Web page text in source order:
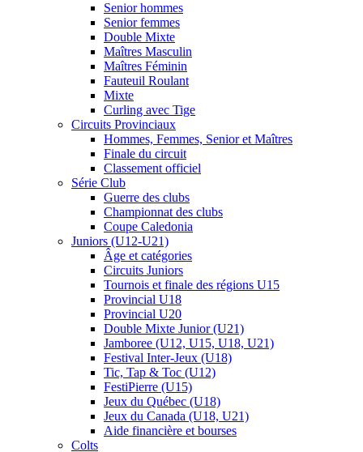
Senior hommes
Senior femmes
Double Mixte
Maîtres Masculin
Maîtres Féminin
Fauteuil Roulant
Mixte
Curling avec Tige
Circuits Provinciaux
Hommes, Femmes, Senior et Maîtres
Finale du circuit
Classement officiel
Série Club
Guerre des clubs
Championnat des clubs
Coupe Caledonia
Juniors (U12-U21)
Âge et catégories
Circuits Juniors
Tournois et finale des régions U15
Provincial U18
Provincial U20
Double Mixte Junior (U21)
Jamboree (U12, U15, U18, U21)
Festival Inter-Jeux (U18)
Tic, Tap & Toc (U12)
FestiPierre (U15)
Jeux du Québec (U18)
Jeux du Canada (U18, U21)
Aide financière et bourses
Colts